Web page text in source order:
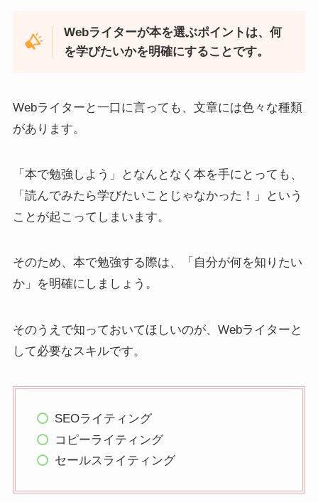
Webライターが本を選ぶポイントは、何
を学びたいかを明確にすることです。
Webライターと一口に言っても、文章には色々な種類
があります。
「本で勉強しよう」となんとなく本を手にとっても、
「読んでみたら学びたいことじゃなかった！」という
ことが起こってしまいます。
そのため、本で勉強する際は、「自分が何を知りたい
か」を明確にしましょう。
そのうえで知っておいてほしいのが、Webライターと
して必要なスキルです。
SEOライティング
コピーライティング
セールスライティング